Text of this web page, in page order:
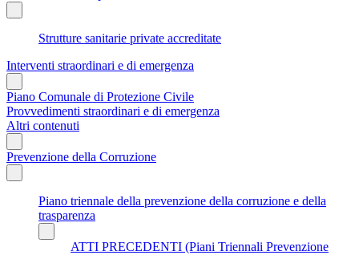
Strutture sanitarie private accreditate
Interventi straordinari e di emergenza
Piano Comunale di Protezione Civile
Provvedimenti straordinari e di emergenza
Altri contenuti
Prevenzione della Corruzione
Piano triennale della prevenzione della corruzione e della
trasparenza
ATTI PRECEDENTI (Piani Triennali Prevenzione